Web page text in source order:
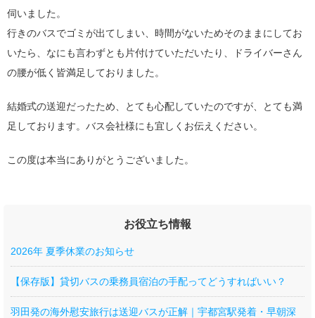
伺いました。
行きのバスでゴミが出てしまい、時間がないためそのままにしてお
いたら、なにも言わずとも片付けていただいたり、ドライバーさん
の腰が低く皆満足しておりました。
結婚式の送迎だったため、とても心配していたのですが、とても満
足しております。バス会社様にも宜しくお伝えください。
この度は本当にありがとうございました。
お役立ち情報
2026年 夏季休業のお知らせ
【保存版】貸切バスの乗務員宿泊の手配ってどうすればいい？
羽田発の海外慰安旅行は送迎バスが正解｜宇都宮駅発着・早朝深